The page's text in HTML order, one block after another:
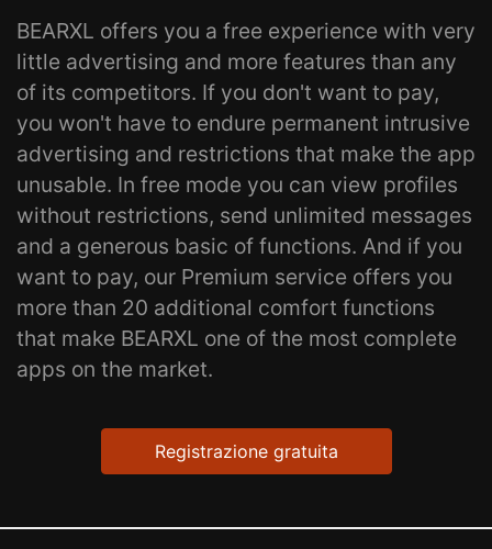
BEARXL offers you a free experience with very
little advertising and more features than any
of its competitors. If you don't want to pay,
you won't have to endure permanent intrusive
advertising and restrictions that make the app
unusable. In free mode you can view profiles
without restrictions, send unlimited messages
and a generous basic of functions. And if you
want to pay, our Premium service offers you
more than 20 additional comfort functions
that make BEARXL one of the most complete
apps on the market.
Registrazione gratuita